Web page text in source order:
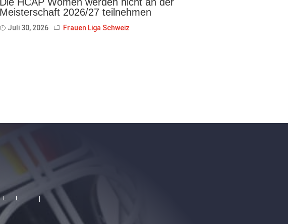
Meisterschaft 2026/27 teilnehmen
Juli 30, 2026 Frauen Liga Schweiz
|